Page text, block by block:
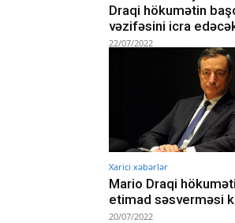
Draqi hökumətin
vəzifəsini icra
22/07/2022
Xarici xəbərlər
Mario Draqi
etimad səsverməsi
20/07/2022